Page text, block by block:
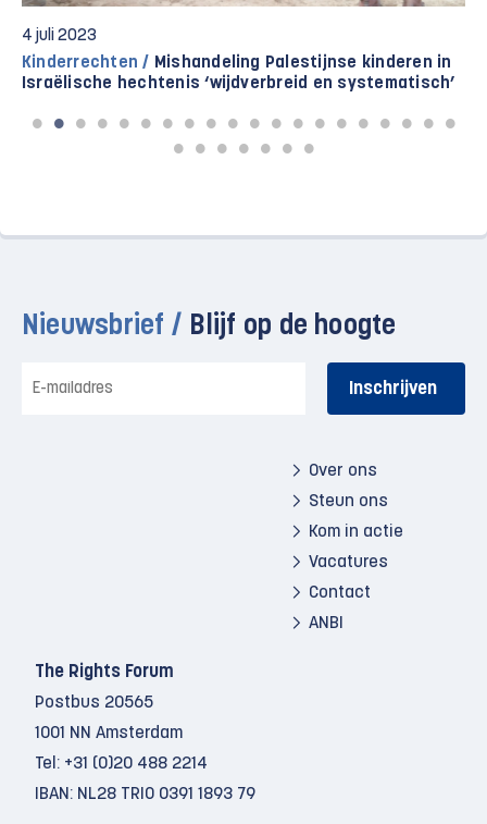
4 juli 2023
Kinderrechten / Mishandeling Palestijnse kinderen in
Israëlische hechtenis ‘wijdverbreid en systematisch’
Nieuwsbrief / Blijf op de hoogte
mailadres
Over ons
Steun ons
Kom in actie
Vacatures
Contact
ANBI
The Rights Forum
Postbus 20565
1001 NN Amsterdam
Tel: +31 (0)20 488 2214
IBAN: NL28 TRIO 0391 1893 79